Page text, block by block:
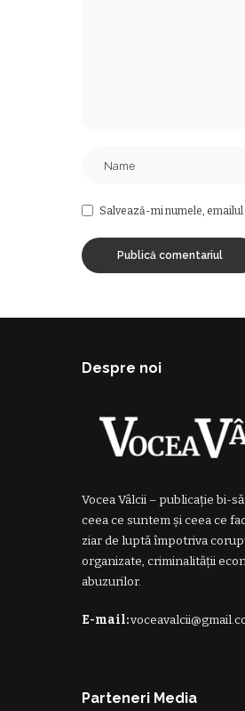
Salvează-mi numele, emailul
Despre noi
Vocea Vâlcii – publicație bi-
ceea ce suntem și ceea ce
ziar de luptă împotriva
organizate, criminalității
abuzurilor.
E-mail:
Parteneri Media